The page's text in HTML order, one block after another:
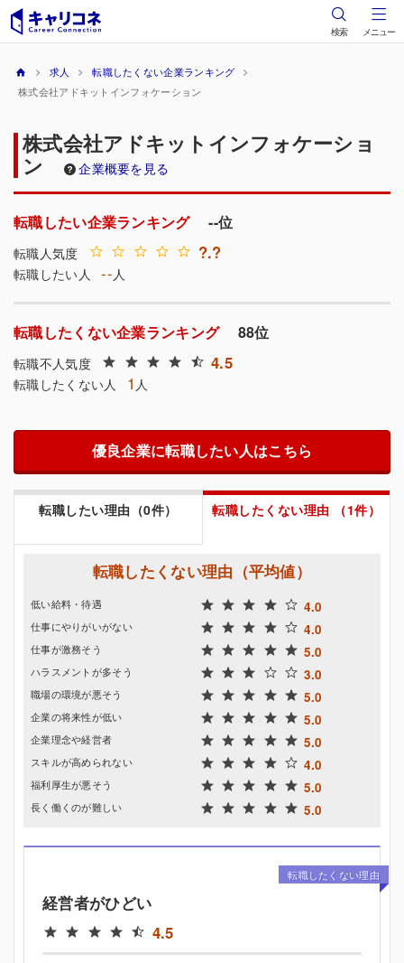
検索 メニュー
求人
転職したくない企業ランキング
株式会社アドキットインフォケーション
株式会社アドキットインフォケーショ
ン 企業概要を見る
転職したい企業ランキング--位
転職人気度 ?.?
転職したい人--人
転職したくない企業ランキング88位
転職不人気度 4.5
転職したくない人 1 人
優良企業に転職したい人はこちら
転職したい理由（0件） 転職したくない理由 （1件）
転職したくない理由（平均値）
低い給料・待遇 4.0
仕事にやりがいがない 4.0
仕事が激務そう 5.0
ハラスメントが多そう 3.0
職場の環境が悪そう 5.0
企業の将来性が低い 5.0
企業理念や経営者 5.0
スキルが高められない 4.0
福利厚生が悪そう 5.0
長く働くのが難しい 5.0
転職したくない理由
経営者がひどい
4.5